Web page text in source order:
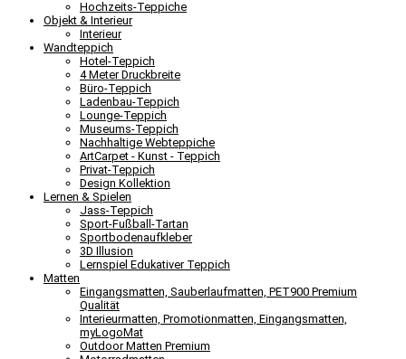
Hochzeits-Teppiche
Objekt & Interieur
Interieur
Wandteppich
Hotel-Teppich
4 Meter Druckbreite
Büro-Teppich
Ladenbau-Teppich
Lounge-Teppich
Museums-Teppich
Nachhaltige Webteppiche
ArtCarpet - Kunst - Teppich
Privat-Teppich
Design Kollektion
Lernen & Spielen
Jass-Teppich
Sport-Fußball-Tartan
Sportbodenaufkleber
3D Illusion
Lernspiel Edukativer Teppich
Matten
Eingangsmatten, Sauberlaufmatten, PET900 Premium
Qualität
Interieurmatten, Promotionmatten, Eingangsmatten,
myLogoMat
Outdoor Matten Premium